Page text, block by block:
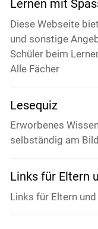
Lernen mit
Diese Webseite
und sonstige
Schüler beim
Alle Fächer
Lesequiz
Erworbenes
selbständig am
Links für Eltern
Links für Eltern